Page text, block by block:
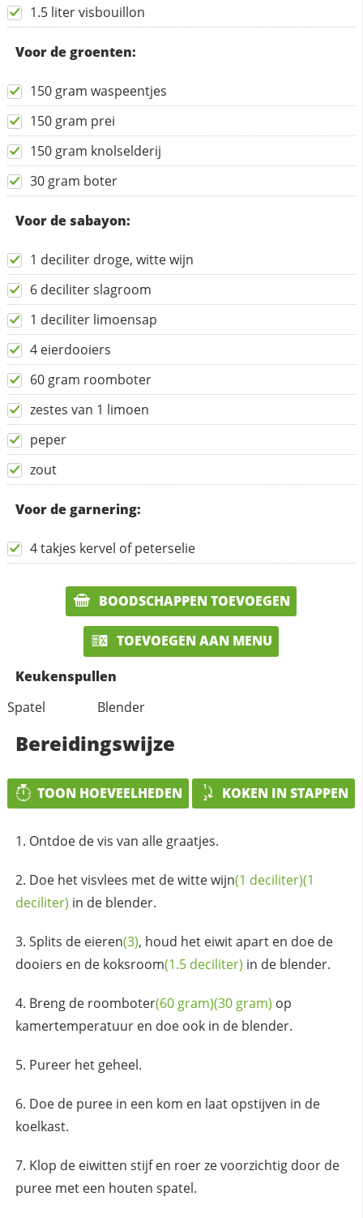
1.5 liter visbouillon
Voor de groenten:
150 gram waspeentjes
150 gram prei
150 gram knolselderij
30 gram boter
Voor de sabayon:
1 deciliter droge, witte wijn
6 deciliter slagroom
1 deciliter limoensap
4 eierdooiers
60 gram roomboter
zestes van 1 limoen
peper
zout
Voor de garnering:
4 takjes kervel of peterselie
BOODSCHAPPEN TOEVOEGEN
TOEVOEGEN AAN MENU
Keukenspullen
Spatel
Blender
Bereidingswijze
TOON HOEVEELHEDEN KOKEN IN STAPPEN
Ontdoe de vis van alle graatjes.
Doe het visvlees met de wittewijn(1 deciliter)(1
deciliter) in de blender.
Splits de eieren(3), houd het eiwit apart en doe de
dooiers en de koksroom(1.5 deciliter) in de blender.
Breng de roomboter(60 gram)(30 gram) op
kamertemperatuur en doe ook in de blender.
Pureer het geheel.
Doe de puree in een kom en laat opstijven in de
koelkast.
Klop de eiwitten stijf en roer ze voorzichtig door de
puree met een houten spatel.